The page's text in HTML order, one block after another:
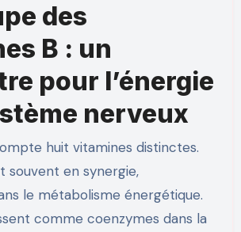
des
B : un
pour l’énergie
nerveux
huit vitamines distinctes.
souvent en synergie,
le métabolisme énergétique.
comme coenzymes dans la